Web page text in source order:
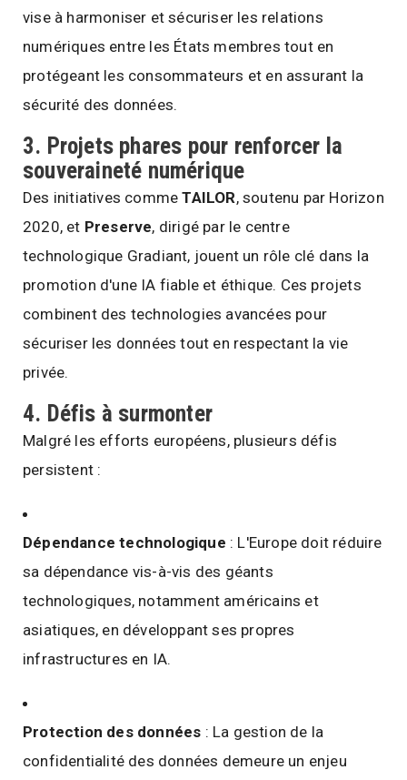
vise à harmoniser et sécuriser les relations
numériques entre les États membres tout en
protégeant les consommateurs et en assurant la
sécurité des données.
3. Projets phares pour renforcer la
souveraineté numérique
Des initiatives commeTAILOR, soutenu par Horizon
2020, et Preserve, dirigé par le centre
technologique Gradiant, jouent un rôle clé dans la
promotion d'une IA fiable et éthique. Ces projets
combinent des technologies avancées pour
sécuriser les données tout en respectant la vie
privée.
4. Défis à surmonter
Malgré les efforts européens, plusieurs défis
persistent :
Dépendance technologique : L'Europe doit réduire
sa dépendance vis-à-vis des géants
technologiques, notamment américains et
asiatiques, en développant ses propres
infrastructures en IA.
Protection des données : La gestion de la
confidentialité des données demeure un enjeu